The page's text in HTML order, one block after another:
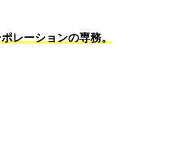
レーションの専務。